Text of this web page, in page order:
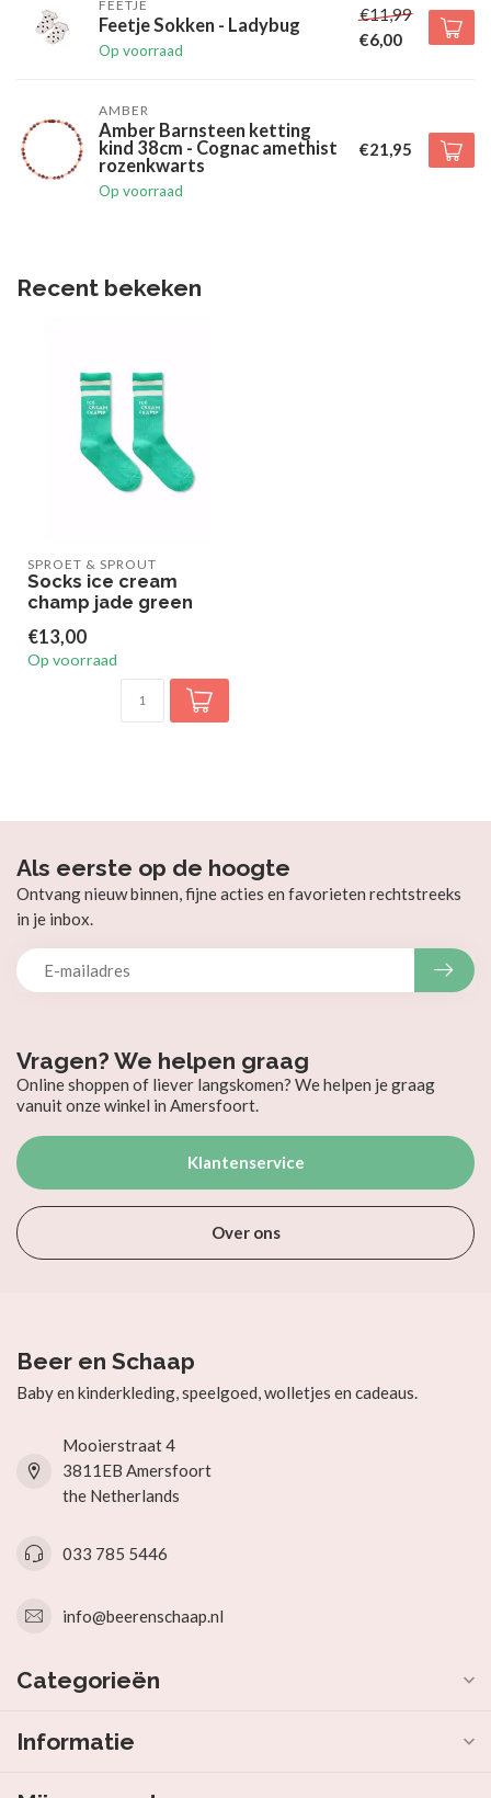
FEETJE
Feetje Sokken - Ladybug
Op voorraad
€11,99
€6,00
AMBER
Amber Barnsteen ketting
kind 38cm - Cognac amethist
rozenkwarts
Op voorraad
€21,95
Recent bekeken
SPROET & SPROUT
Socks ice cream
champ jade green
€13,00
Op voorraad
Vragen? We helpen graag
Online shoppen of liever langskomen? We helpen je graag
vanuit onze winkel in Amersfoort.
Klantenservice
Over ons
Als eerste op de hoogte
Ontvang nieuw binnen, fijne acties en favorieten rechtstreeks
in je inbox.
Beer en Schaap
Baby en kinderkleding, speelgoed, wolletjes en cadeaus.
Mooierstraat 4
3811EB Amersfoort
the Netherlands
033 785 5446
info@beerenschaap.nl
Categorieën
Informatie